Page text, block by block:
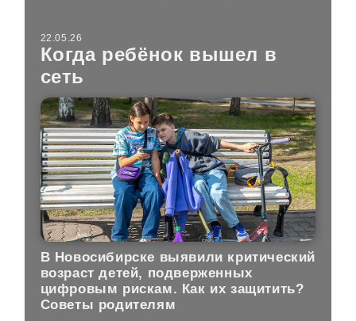
22.05.26
Когда ребёнок вышел в
сеть
В Новосибирске выявили критический
возраст детей, подверженных
цифровым рискам. Как их защитить?
Советы родителям